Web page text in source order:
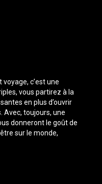
voyage, c’est une
vous partirez à la
en plus d’ouvrir
Avec, toujours, une
donneront le goût de
sur le monde,